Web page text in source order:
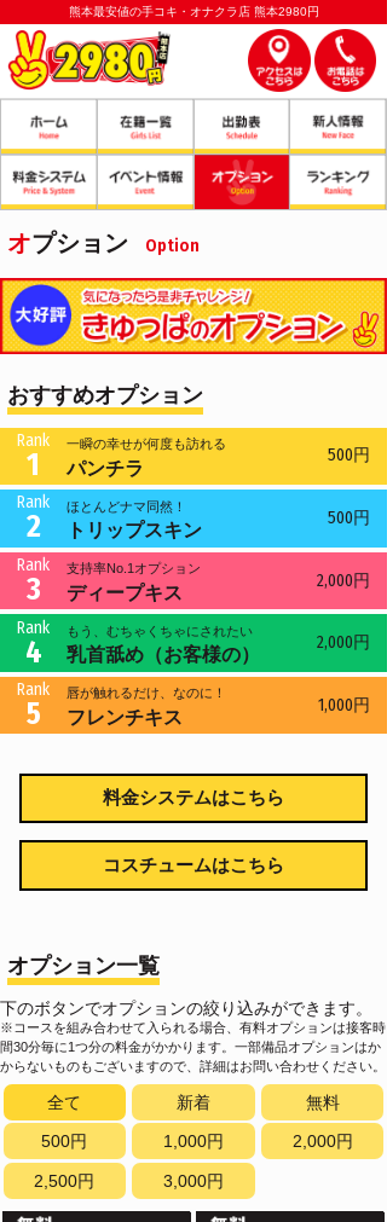
熊本最安値の手コキ・オナクラ店 熊本2980円
オプション Option
おすすめオプション
Rank
1
一瞬の幸せが何度も訪れる
パンチラ
500円
Rank
2
ほとんどナマ同然！
トリップスキン
500円
Rank
3
支持率No.1オプション
ディープキス
2,000円
Rank
4
もう、むちゃくちゃにされたい
乳首舐め（お客様の）
2,000円
Rank
5
唇が触れるだけ、なのに！
フレンチキス
1,000円
料金システムはこちら
コスチュームはこちら
オプション一覧
下のボタンでオプションの絞り込みができます。
※コースを組み合わせて入られる場合、有料オプションは接客時
間30分毎に1つ分の料金がかかります。一部備品オプションはか
からないものもございますので、詳細はお問い合わせください。
全て 新着 無料
500円 1,000円 2,000円
2,500円 3,000円